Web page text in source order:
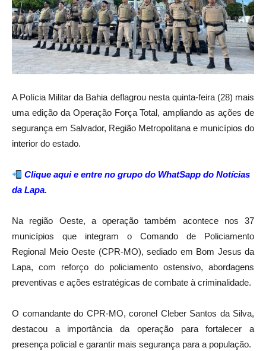
A Polícia Militar da Bahia deflagrou nesta quinta-feira (28) mais
uma edição da Operação Força Total, ampliando as ações de
segurança em Salvador, Região Metropolitana e municípios do
interior do estado.
Clique aqui e entre no grupo do WhatSapp do Notícias
da Lapa.
Na região Oeste, a operação também acontece nos 37
municípios que integram o Comando de Policiamento
Regional Meio Oeste (CPR-MO), sediado em Bom Jesus da
Lapa, com reforço do policiamento ostensivo, abordagens
preventivas e ações estratégicas de combate à criminalidade.
O comandante do CPR-MO, coronel Cleber Santos da Silva,
destacou a importância da operação para fortalecer a
presença policial e garantir mais segurança para a população.